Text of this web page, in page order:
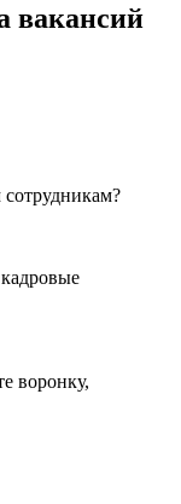
вакансий
воронку,